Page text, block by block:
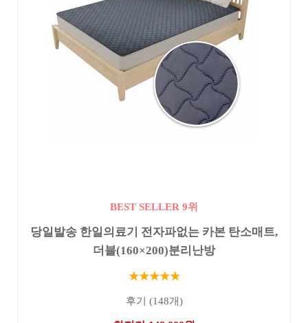
BEST SELLER 9위
당일발송 한일의료기 전자파없는 카본 탄소매트,
더블(160×200)분리난방
★★★★★
후기 (148개)